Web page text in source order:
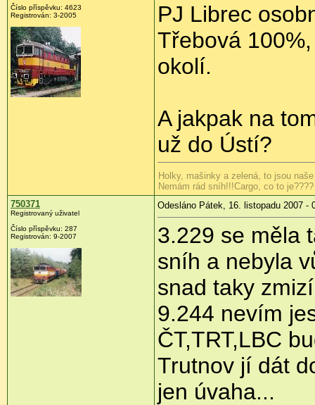
Číslo příspěvku: 4623
Registrován: 3-2005
PJ Librec
Třebová
okolí.
A jakpak na
už do Ústí?
Holky, mašinky a zelená, to jsou
Nemám rád sníh!!!Cargo, co to je????
750371
Registrovaný uživatel
Číslo příspěvku: 287
Registrován: 9-2007
Odesláno Pátek, 16. listopadu 2007 -
3.229 se měla
sníh a nebyla
snad taky
9.244 nevím
ČT,TRT,LBC
Trutnov jí dát
jen úvaha...